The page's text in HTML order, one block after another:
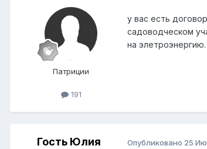
Патриции
191
у вас есть
садоводческом
на элетроэнергию.
Гость Юлия Опубликовано 25